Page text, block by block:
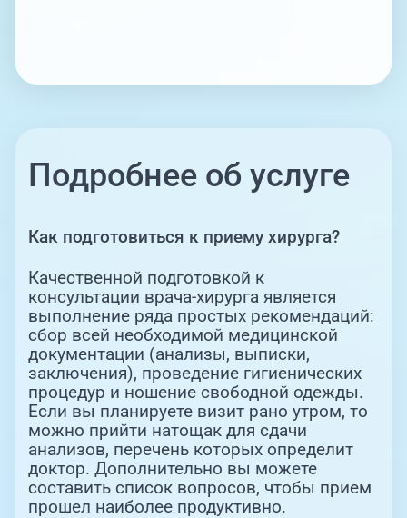
Подробнее об услуге
Как подготовиться к приему хирурга?
Качественной подготовкой к
консультации врача-хирурга является
выполнение ряда простых рекомендаций:
сбор всей необходимой медицинской
документации (анализы, выписки,
заключения), проведение гигиенических
процедур и ношение свободной одежды.
Если вы планируете визит рано утром, то
можно прийти натощак для сдачи
анализов, перечень которых определит
доктор. Дополнительно вы можете
составить список вопросов, чтобы прием
прошел наиболее продуктивно.